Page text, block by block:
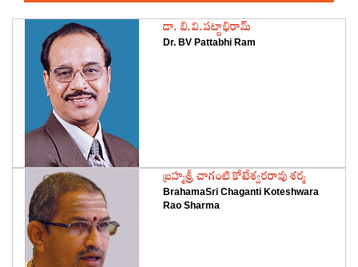
డా. బి.వి.పట్టాభిరామ్
Dr. BV Pattabhi Ram
‌బ్రహ్మశ్రీ చాగంటి కోటేశ్వరరావు శర్మ
BrahamaSri Chaganti Koteshwara
Rao Sharma